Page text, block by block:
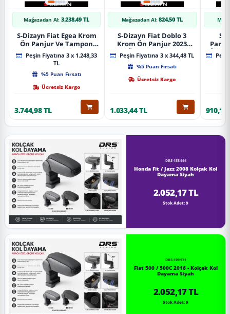
Mağazadan Al: 3.238,49 TL
S-Dizayn Fiat Egea Krom
Ön Panjur Ve Tampon
Çıta Seti Diamond Model
22 Prç. 2020 Üzeri (Parlak
Peşin Fiyatına 3 x 1.248,33
TL
%5 Puan Fırsatı
Ücretsiz Kargo
3.744,98 TL
Mağazadan Al: 824,50 TL
S-Dizayn Fiat Doblo 3
Krom Ön Panjur 2023
Üzeri A+ Kalite
Peşin Fiyatına 3 x 344,48 TL
%5 Puan Fırsatı
Ücretsiz Kargo
1.033,44 TL
S-
Ön
910,16
DRS-153444
Honda Fit / Jazz 2008 Kolçak Kol
Dayama Siyah
2.052,17 TL
Stok Adet: 9
DRS-109971
Fiat 500 / 500C 2016 - Kolçak Kol
Dayama Siyah
2.052,17 TL
Stok Adet: 9